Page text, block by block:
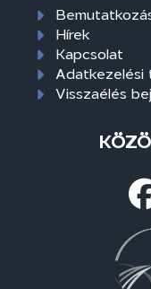
Hírek
Kapcsolat
Visszaélés